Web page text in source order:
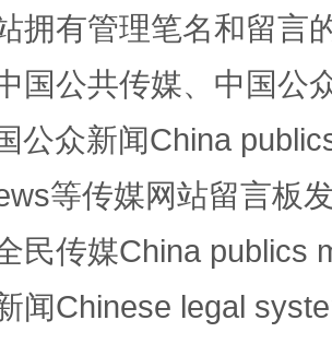
比不上好声名
拥有管理笔名和留言
国公共传媒、中国公
公众新闻China
等传媒网站留言板
民传媒China publics
闻Chinese legal